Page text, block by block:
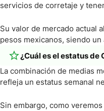
servicios de corretaje y
Su valor de mercado actual
pesos mexicanos, siendo
¿Cuál es el estatus de
La combinación de medias
refleja un estatus semanal
Sin embargo, como